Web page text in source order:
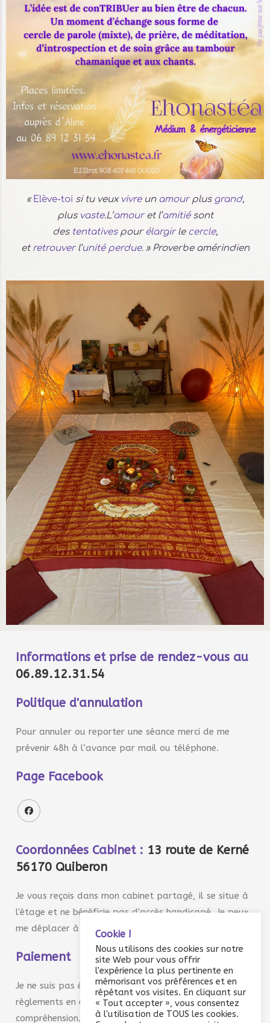
« Elève-toi si tu veux vivreun amourplus grand,
plus vaste.L’amouret l’amitiésont
des tentativespourélargirle cercle,
et retrouverl’unité perdue. » Proverbe amérindien
Informations et prise de rendez-vous au
06.89.12.31.54
Politique d'annulation
Pour annuler ou reporter une séance merci de me
prévenir 48h à l’avance par mail ou téléphone.
Page Facebook
Coordonnées Cabinet : 13 route de Kerné
56170 Quiberon
Je vous reçois dans mon cabinet partagé, il se situe à
l'étage et ne bénéficie pas d'accès handicapé. Je peux
me déplacer à domicile sur demande.
Paiement
Je ne suis pas équipée de TPE et n'accepte que les
règlements en espèce ou par chèque. Merci de votre
compréhension. Toute prestation réalisée est due. TVA
Cookie !
Nous utilisons des cookies sur notre
site Web pour vous offrir
l'expérience la plus pertinente en
mémorisant vos préférences et en
répétant vos visites. En cliquant sur
« Tout accepter », vous consentez
à l'utilisation de TOUS les cookies.